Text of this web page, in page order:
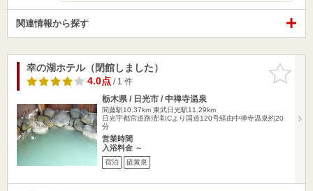
関連情報から探す
お気に入
りに追加
幸の湖ホテル（閉館しました）
4.0点/ 1 件
栃木県 / 日光市 / 中禅寺温泉
間藤駅10.37km 東武日光駅11.29km
日光宇都宮道路清滝ICより国道120号経由中禅寺温泉約20
分
営業時間
入浴料金 ～
宿泊 硫黄泉